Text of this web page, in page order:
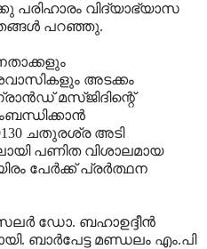
പരിഹാരം വിദ്യാഭ്യാസ
തങ്ങള്‍ പറഞ്ഞു.
അടക്കം
മസ്ജിദിന്റെ്
ചതുരശ്ര അടി
പണിത വിശാലമായ
പേര്‍ക്ക് പ്രര്‍ത്ഥന
ഡോ. ബഹാഉദ്ദീന്‍
ബാര്‍പേട്ട മണ്ഡലം എം.പി